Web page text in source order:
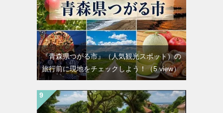
『青森県つがる市』（人気観光スポット）の
旅行前に現地をチェックしよう！（5 view）